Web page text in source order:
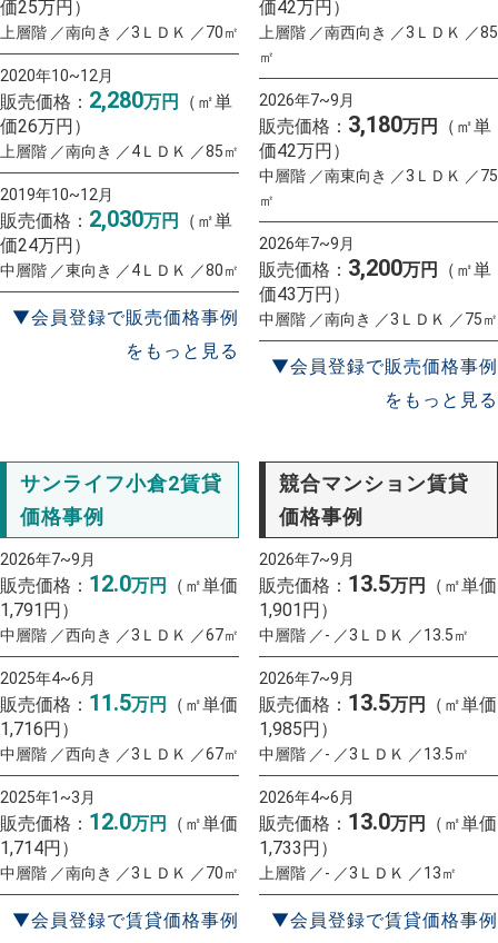
価25万円）
上層階 ／南向き ／3ＬＤＫ ／70㎡
2020年10~12月
販売価格： 2,280万円
（㎡単
価26万円）
上層階 ／南向き ／4ＬＤＫ ／85㎡
2019年10~12月
販売価格： 2,030万円
（㎡単
価24万円）
中層階 ／東向き ／4ＬＤＫ ／80㎡
▼会員登録で販売価格事例
をもっと見る
価42万円）
上層階 ／南西向き ／3ＬＤＫ ／85
㎡
2026年7~9月
販売価格： 3,180万円
（㎡単
価42万円）
中層階 ／南東向き ／3ＬＤＫ ／75
㎡
2026年7~9月
販売価格： 3,200万円
（㎡単
価43万円）
中層階 ／南向き ／3ＬＤＫ ／75㎡
▼会員登録で販売価格事例
をもっと見る
サンライフ小倉2賃貸
価格事例
2026年7~9月
販売価格： 12.0万円
（㎡単価
1,791円）
中層階 ／西向き ／3ＬＤＫ ／67㎡
2025年4~6月
販売価格： 11.5万円
（㎡単価
1,716円）
中層階 ／西向き ／3ＬＤＫ ／67㎡
2025年1~3月
販売価格： 12.0万円
（㎡単価
1,714円）
中層階 ／南向き ／3ＬＤＫ ／70㎡
▼会員登録で賃貸価格事例
競合マンション賃貸
価格事例
2026年7~9月
販売価格： 13.5万円
（㎡単価
1,901円）
中層階 ／- ／3ＬＤＫ ／13.5㎡
2026年7~9月
販売価格： 13.5万円
（㎡単価
1,985円）
中層階 ／- ／3ＬＤＫ ／13.5㎡
2026年4~6月
販売価格： 13.0万円
（㎡単価
1,733円）
上層階 ／- ／3ＬＤＫ ／13㎡
▼会員登録で賃貸価格事例